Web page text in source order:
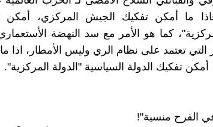
فاذا ما أمكن تفكيك الجيش المركزي، أمكن
كما هو الأمر مع سد النهضة
تعتمد على نظام الري وليس الأمطار، اذا
تفكيك الدولة السياسية "الدولة المركزية".
الفرح منسية"!